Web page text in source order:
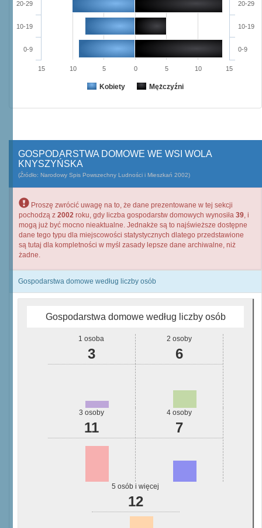
Kobiety Mężczyźni
0-9
10-19
20-29
0-9
10-19
20-29
15 10 5 0 5 10 15
GOSPODARSTWA DOMOWE WE WSI WOLA
KNYSZYŃSKA
(Źródło: Narodowy Spis Powszechny Ludności i Mieszkań 2002)
Proszę zwrócić uwagę na to, że dane prezentowane w tej sekcji
pochodzą z 2002 roku, gdy liczba gospodarstw domowych wynosiła 39, i
mogą już być mocno nieaktualne. Jednakże są to najświeższe dostępne
dane tego typu dla miejscowości statystycznych dlatego przedstawione
są tutaj dla kompletności w myśl zasady lepsze dane archiwalne, niż
żadne.
Gospodarstwa domowe według liczby osób
Gospodarstwa domowe według liczby osób
1 osoba
3
2 osoby
6
3 osoby
11
4 osoby
7
5 osób i więcej
12